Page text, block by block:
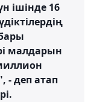
ішінде 16
малдарын
- деп атап